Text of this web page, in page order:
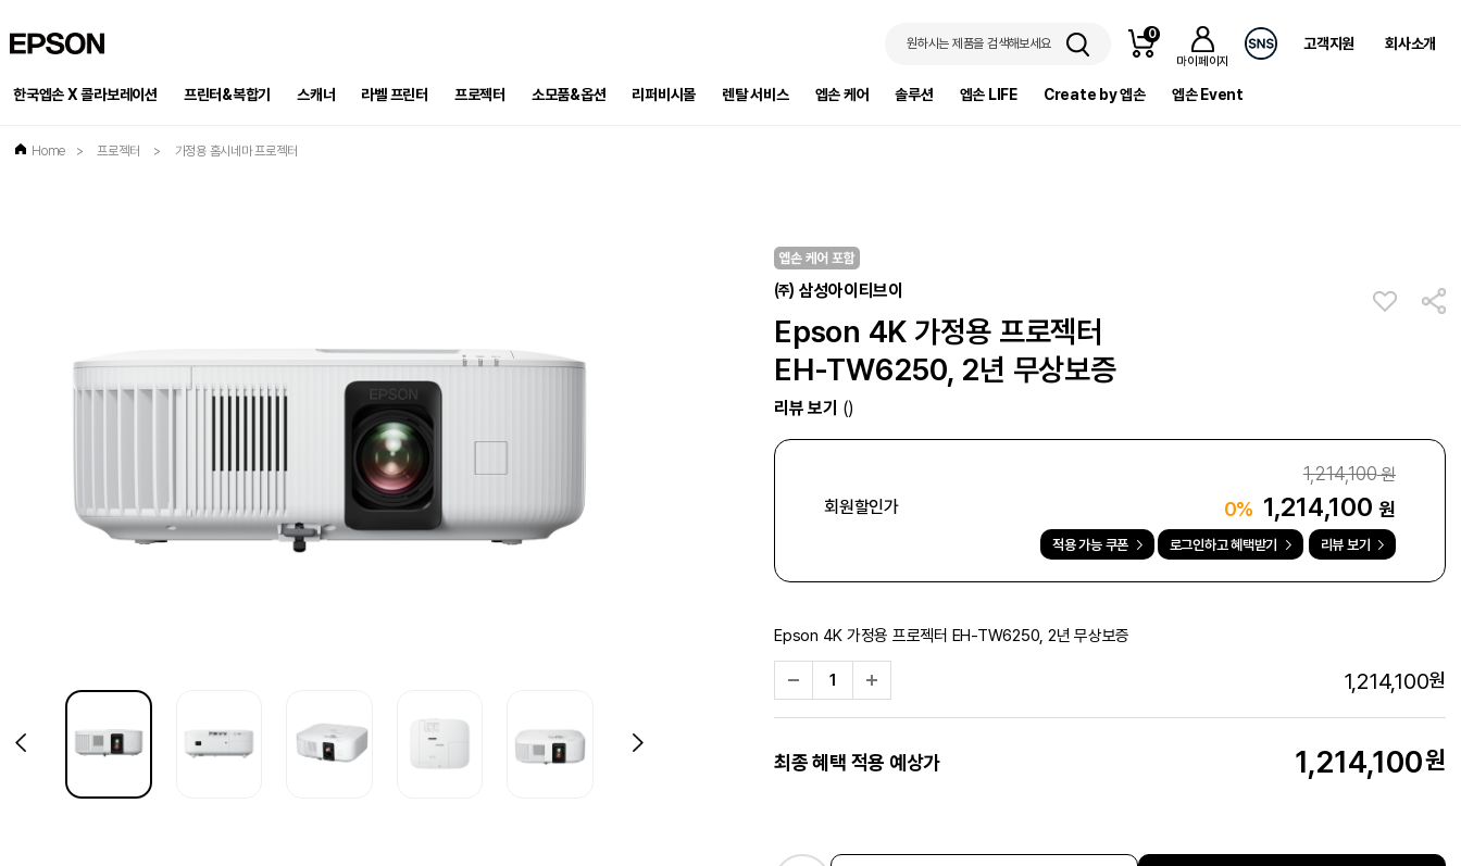
원하시는 제품을 검색해보세요
0
마이페이지
고객지원 회사소개
한국엡손 X 콜라보레이션 프린터&복합기 스캐너 라벨 프린터 프로젝터 소모품&옵션 리퍼비시몰 렌탈 서비스 엡손 케어 솔루션 엡손 LIFE Create by 엡손 엡손 Event
Home > 프로젝터 > 가정용 홈시네마 프로젝터
㈜ 삼성아이티브이
Epson 4K 가정용 프로젝터
EH-TW6250, 2년 무상보증
리뷰 보기 ()
1,214,100원
회원할인가
0% 1,214,100 원
적용 가능 쿠폰 로그인하고 혜택받기 리뷰 보기
Epson 4K 가정용 프로젝터 EH-TW6250, 2년 무상보증
1,214,100원
최종 혜택 적용 예상가 1,214,100원